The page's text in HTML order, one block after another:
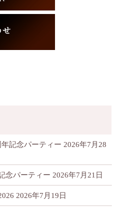
記念パーティー 2026年7月28
念パーティー 2026年7月21日
2026年7月19日